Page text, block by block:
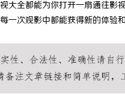
大全都能为你打开一扇通往
一次观影中都能获得新的体